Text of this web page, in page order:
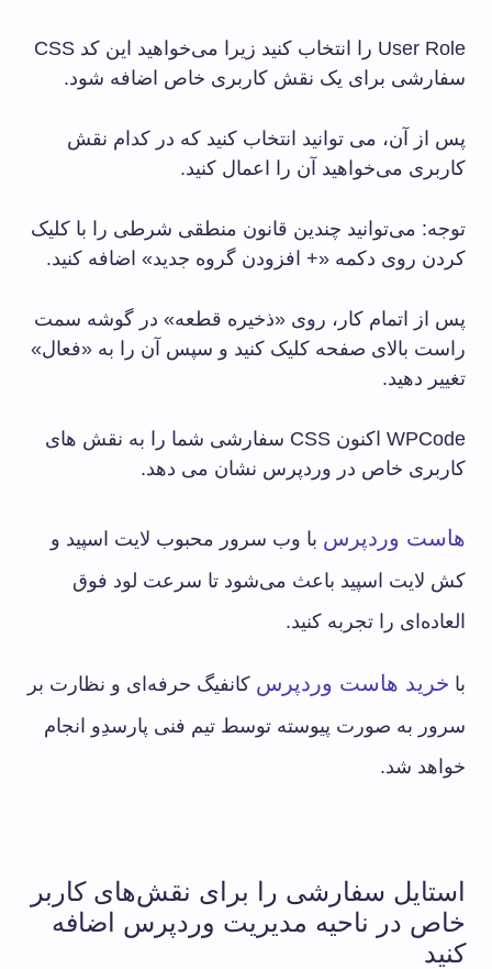
User Role را انتخاب کنید زیرا می‌خواهید این کد CSS
سفارشی برای یک نقش کاربری خاص اضافه شود.
پس از آن، می توانید انتخاب کنید که در کدام نقش
کاربری می‌خواهید آن را اعمال کنید.
توجه: می‌توانید چندین قانون منطقی شرطی را با کلیک
کردن روی دکمه «+ افزودن گروه جدید» اضافه کنید.
پس از اتمام کار، روی «ذخیره قطعه» در گوشه سمت
راست بالای صفحه کلیک کنید و سپس آن را به «فعال»
تغییر دهید.
WPCode اکنون CSS سفارشی شما را به نقش های
کاربری خاص در وردپرس نشان می دهد.
هاست وردپرس با وب سرور محبوب لایت اسپید و
کش لایت اسپید باعث می‌شود تا سرعت لود فوق
العاده‌ای را تجربه کنید.
با خرید هاست وردپرس کانفیگ حرفه‌ای و نظارت بر
سرور به صورت پیوسته توسط تیم فنی پارسدِو انجام
خواهد شد.
استایل سفارشی را برای نقش‌های کاربر
خاص در ناحیه مدیریت وردپرس اضافه
کنید